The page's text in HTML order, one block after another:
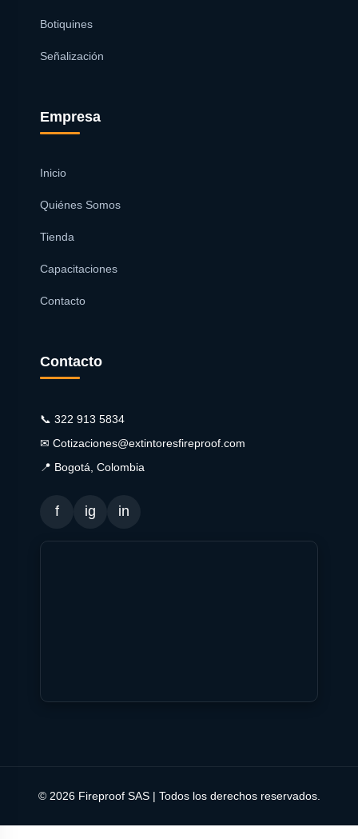
Botiquines
Señalización
Empresa
Inicio
Quiénes Somos
Tienda
Capacitaciones
Contacto
Contacto
📞 322 913 5834
✉ Cotizaciones@extintoresfireproof.com
📍 Bogotá, Colombia
f ig in
© 2026 Fireproof SAS | Todos los derechos reservados.